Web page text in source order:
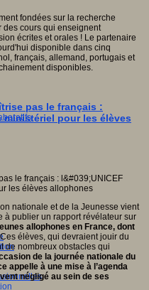
fondées sur la recherche
des cours qui enseignent
écrites et orales ! Le partenaire
disponible dans cinq
français, allemand, portugais et
disponibles.
pas le français :
ministériel pour les élèves
nationale et de la Jeunesse vient
à publier un rapport révélateur sur
allophones en France, dont
Ces élèves, qui devraient jouir du
de nombreux obstacles qui
de la journée nationale du
appelle à une mise à l’agenda
négligé au sein de ses